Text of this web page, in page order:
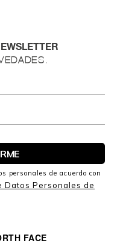
FACE
personales de acuerdo con
Datos Personales de